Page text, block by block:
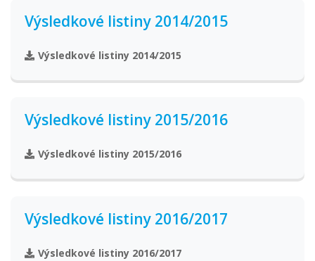
Výsledkové listiny 2014/2015
Výsledkové listiny 2014/2015
Výsledkové listiny 2015/2016
Výsledkové listiny 2015/2016
Výsledkové listiny 2016/2017
Výsledkové listiny 2016/2017